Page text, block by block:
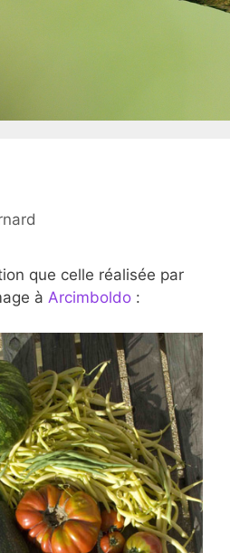
que celle réalisée par
à Arcimboldo :